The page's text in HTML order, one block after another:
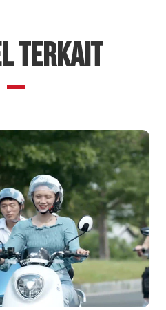
TERKAIT